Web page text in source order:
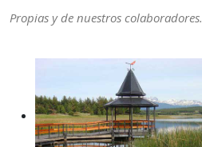
Propias y de nuestros colaboradores.